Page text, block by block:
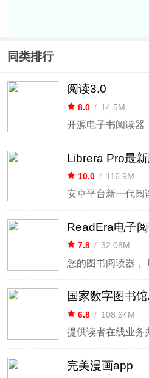
同类排行
阅读3.0
8.0 / 14.5M
Librera Pro最新
10.0 / 116.9M
安卓平台新一代阅
ReadEra电子
7.8 / 32.08M
您的图书阅读器，
国家数字图书
6.8 / 108.64M
完美漫画app